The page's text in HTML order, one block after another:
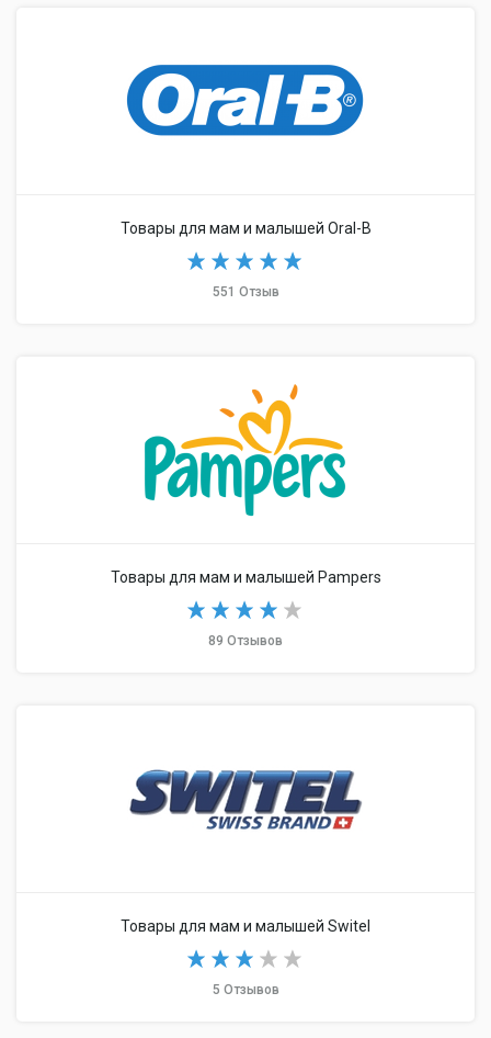
Товары для мам и малышей Oral-B
551 Отзыв
Товары для мам и малышей Pampers
89 Отзывов
Товары для мам и малышей Switel
5 Отзывов